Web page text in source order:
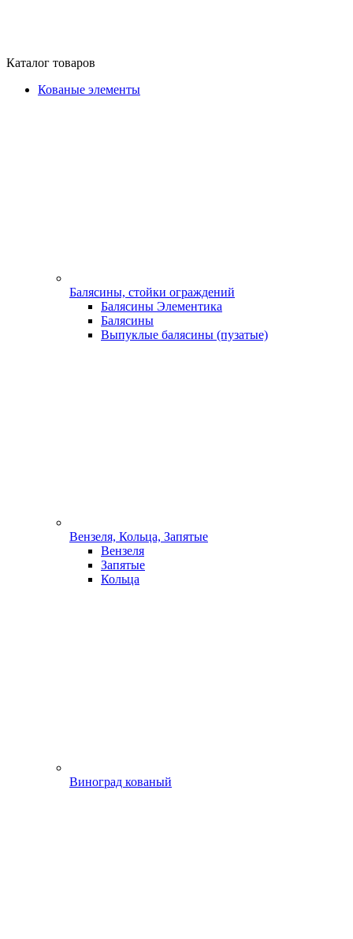
Каталог товаров
Кованые элементы
Балясины, стойки ограждений
Балясины Элементика
Балясины
Выпуклые балясины (пузатые)
Вензеля, Кольца, Запятые
Вензеля
Запятые
Кольца
Виноград кованый